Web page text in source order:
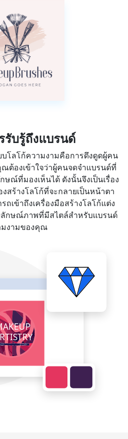
รับรู้ถึงแบรนด์
โลโก้ความงามคือการดึงดูดผู้คน
องเข้าใจว่าผู้คนจดจำแบรนด์ที่
ณ์ที่มองเห็นได้ ดังนั้นจึงเป็นเรื่อง
ร้างโลโก้ที่จะกลายเป็นหน้าตา
เข้าถึงเครื่องมือสร้างโลโก้แต่ง
ลักษณ์ภาพที่มีสไตล์สำหรับแบรนด์
มงามของคุณ